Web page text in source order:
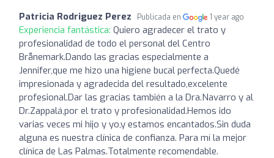
Patricia Rodriguez Perez Publicada en 1 year ago
Experiencia fantástica: Quiero agradecer el trato y
profesionalidad de todo el personal del Centro
Brånemark.Dando las gracias especialmente a
Jennifer,que me hizo una higiene bucal perfecta.Quedé
impresionada y agradecida del resultado,excelente
profesional.Dar las gracias también a la Dra.Navarro y al
Dr.Zappalá,por el trato y profesionalidad.Hemos ido
varias veces mi hijo y yo,y estamos encantados.Sin duda
alguna es nuestra clínica de confianza. Para mí la mejor
clínica de Las Palmas.Totalmente recomendable.